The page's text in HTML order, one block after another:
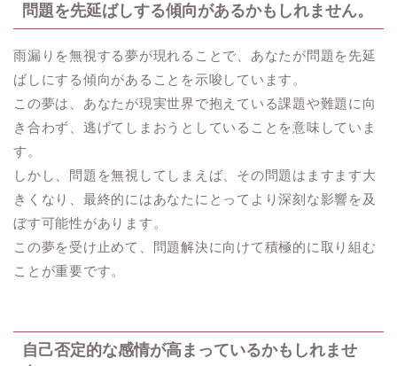
問題を先延ばしする傾向があるかもしれません。
雨漏りを無視する夢が現れることで、あなたが問題を先延
ばしにする傾向があることを示唆しています。
この夢は、あなたが現実世界で抱えている課題や難題に向
き合わず、逃げてしまおうとしていることを意味していま
す。
しかし、問題を無視してしまえば、その問題はますます大
きくなり、最終的にはあなたにとってより深刻な影響を及
ぼす可能性があります。
この夢を受け止めて、問題解決に向けて積極的に取り組む
ことが重要です。
自己否定的な感情が高まっているかもしれませ